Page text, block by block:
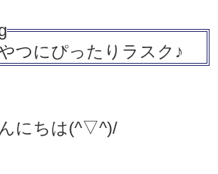
つにぴったりラスク♪
にちは(^▽^)/